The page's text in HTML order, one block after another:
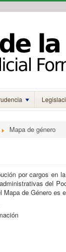
Mapa de género
por cargos en
del
de Género es